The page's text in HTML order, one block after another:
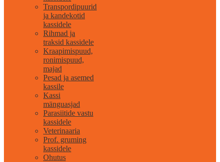
Transpordipuurid
ja kandekotid
kassidele
Rihmad ja
traksid kassidele
Kraapimispuud,
ronimispuud,
majad
Pesad ja asemed
kassile
Kassi
mänguasjad
Parasiitide vastu
kassidele
Veterinaaria
Prof. gruming
kassidele
Ohutus